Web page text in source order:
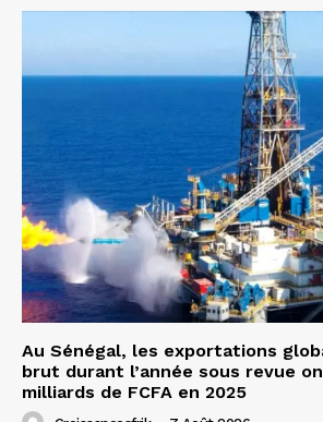
Au Sénégal, les exportations
brut durant l’année sous revue
milliards de FCFA en 2025